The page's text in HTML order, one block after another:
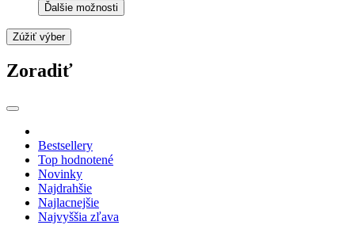
Ďalšie možnosti
Zúžiť výber
Zoradiť
Bestsellery
Top hodnotené
Novinky
Najdrahšie
Najlacnejšie
Najvyššia zľava